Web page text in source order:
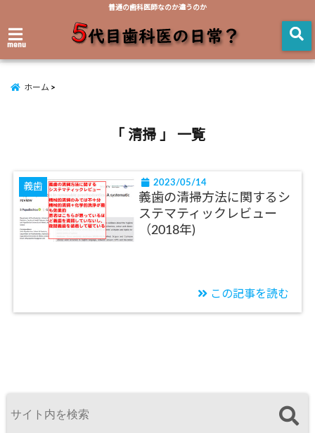
普通の歯科医師なのか違うのか
menu
ホーム
「 清掃 」 一覧
義歯 2023/05/14
義歯の清掃方法に関するシ
ステマティックレビュー
（2018年)
この記事を読む